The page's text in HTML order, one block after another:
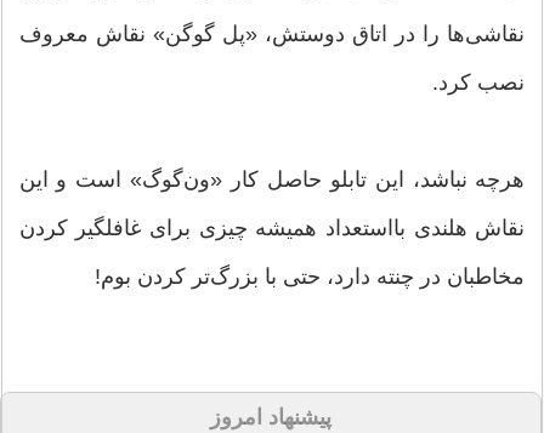
نقاشی‌ها را در اتاق دوستش‌، «پل گوگن»‌ نقاش معروف
نصب کرد.
هرچه نباشد، این تابلو حاصل کار «ون‌گوگ» است و این
نقاش هلندی بااستعداد همیشه چیزی برای غافلگیر کردن
مخاطبان در چنته دارد، حتی با بزرگ‌تر کردن بوم!
پیشنهاد امروز